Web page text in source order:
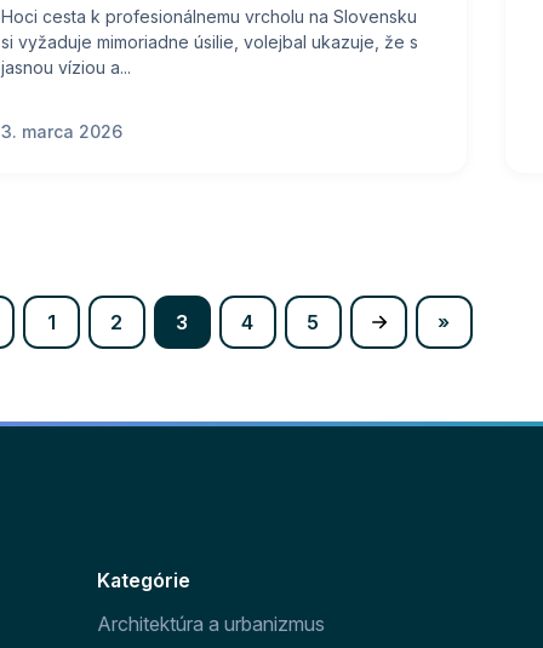
Hoci cesta k profesionálnemu vrcholu na Slovensku
si vyžaduje mimoriadne úsilie, volejbal ukazuje, že s
jasnou víziou a...
3. marca 2026
1 2 3 (current)
4 5 »
Kategórie
Architektúra a urbanizmus